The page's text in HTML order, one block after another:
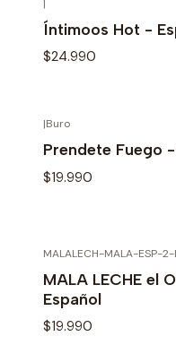
|
Íntimoos Hot -
$24.990
|Buro
Prendete Fuego
$19.990
MALALECH-MALA-ESP-2-
MALA LECHE el
Español
$19.990